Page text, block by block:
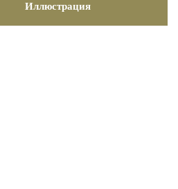
Иллюстрация